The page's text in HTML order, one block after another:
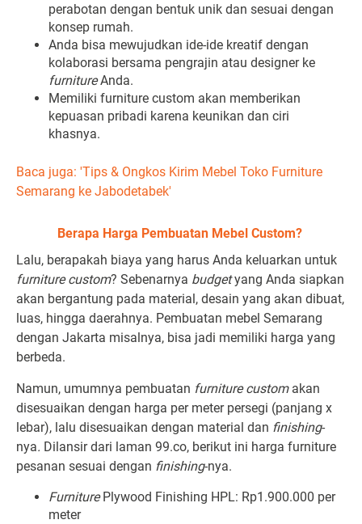
perabotan dengan bentuk unik dan sesuai dengan
konsep rumah.
Anda bisa mewujudkan ide-ide kreatif dengan
kolaborasi bersama pengrajin atau designer ke
furnitureAnda.
Memiliki furniture custom akan memberikan
kepuasan pribadi karena keunikan dan ciri
khasnya.
Baca juga: 'Tips & Ongkos Kirim Mebel Toko Furniture
Semarang ke Jabodetabek'
Berapa Harga Pembuatan Mebel Custom?
Lalu, berapakah biaya yang harus Anda keluarkan untuk
furniture custom? Sebenarnya budgetyang Anda siapkan
akan bergantung pada material, desain yang akan dibuat,
luas, hingga daerahnya. Pembuatan mebel Semarang
dengan Jakarta misalnya, bisa jadi memiliki harga yang
berbeda.
Namun, umumnya pembuatan furniture customakan
disesuaikan dengan harga per meter persegi (panjang x
lebar), lalu disesuaikan dengan material dan finishing-
nya. Dilansir dari laman 99.co, berikut ini harga furniture
pesanan sesuai dengan finishing-nya.
FurniturePlywood Finishing HPL: Rp1.900.000 per
meter